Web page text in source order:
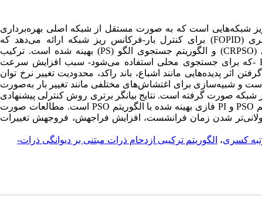
شبکه‌هایی است که به ‌صورت مستقل از شبکه اصلی بهره‌برداری
(
FOPID) برای کنترل بار-فرکانس ریز شبکه ارائه می‌دهد که
(
CRPSO) و الگوریتم جستجوی الگو (PS) بهینه شده است. ترکیب
-که برای جستجوی محلی استفاده می‌شود- سبب افزایش سرعت
پدیده‌هایی مانند اشباع، باند راکد، محدودیت تغییر نرخ توان
و شبیه‌سازی برای اغتشاش‌های مختلفی مانند تغییر بار به‌صورت
شبکه صورت گرفته است. نتایج بیانگر برتری روش کنترلی پیشنهادی
PSOوPI فازی بهینه شده با الگوریتم PSO است. مطالعات صورت
شدن زمان فرانشست، افزایش فراجهش، فروجهش تغییرات
کسری، الگوریتم ترکیبی ازدحام ذرات مبتنی بر دیوانگی ذرات-